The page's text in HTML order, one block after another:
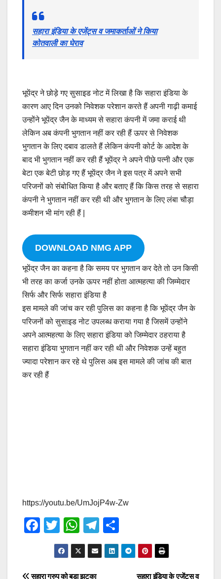
सहारा इंडिया के एजेंट्स व जमाकर्ताओं ने किया
कोतवाली का घेराव
भूपेंद्र ने छोड़े गए सुसाइड नोट में लिखा है कि सहारा इंडिया के
कारण आए दिन उनको निवेशक परेशान करते हैं अपनी गाढ़ी कमाई
उन्होंने भूपेंद्र जैन के माध्यम से सहारा कंपनी में जमा कराई थी
लेकिन अब कंपनी भुगतान नहीं कर रही हैं ऊपर से निवेशक
भुगतान के लिए दबाव डालते हैं लेकिन कंपनी कोर्ट के आदेश के
बाद भी भुगतान नहीं कर रही हैं भूपेंद्र ने अपने पीछे पत्नी और एक
बेटा एक बेटी छोड़ गए हैं भूपेंद्र जैन ने इस पत्र में अपने सभी
परिजनों को संबोधित किया है और बताए हैं कि किस तरह से सहारा
कंपनी ने भुगतान नहीं कर रही थी और भुगतान के लिए लंबा चौड़ा
कमीशन भी मांग रही हैं |
DOWNLOAD NMG APP
भूपेंद्र जैन का कहना है कि समय पर भुगतान कर देते तो उन किसी
भी तरह का कर्जा उनके ऊपर नहीं होता आत्महत्या की जिम्मेदार
सिर्फ और सिर्फ सहारा इंडिया है
इस मामले की जांच कर रही पुलिस का कहना है कि भूपेंद्र जैन के
परिजनों को सुसाइड नोट उपलब्ध कराया गया है जिसमें उन्होंने
अपने आत्महत्या के लिए सहारा इंडिया को जिम्मेदार ठहराया है
सहारा इंडिया भुगतान नहीं कर रही थी और निवेशक उन्हें बहुत
ज्यादा परेशान कर रहे थे पुलिस अब इस मामले की जांच की बात
कर रही हैं
https://youtu.be/UmJojP4w-Zw
F
e
T
wi
tt
er
W
h
at
s
T
el
e
h
ar
सहारा इंडिया के एजेंट्स व
सहारा ग्रुप को बड़ा झटका